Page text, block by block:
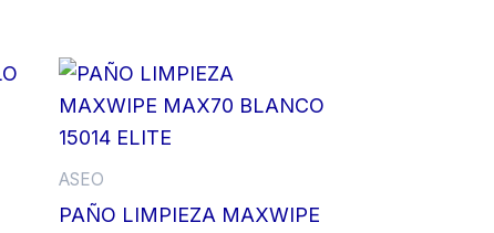
ASEO
PAÑO LIMPIEZA MAXWIPE